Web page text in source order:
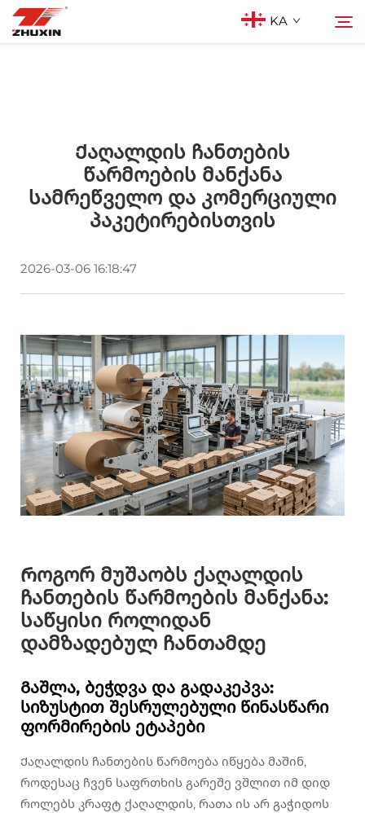
KA
Აპლიკაციები
Კომპანია
Კონტაქტი
Ხშირად დასმული კითხვები
Ქაღალდის Ჩანთების
Წარმოების Მანქანა
Სამრეწველო Და Კომერციული
Პაკეტირებისთვის
2026-03-06 16:18:47
Როგორ მუშაობს ქაღალდის
ჩანთების წარმოების მანქანა:
საწყისი როლიდან
დამზადებულ ჩანთამდე
Გაშლა, ბეჭდვა და გადაკეპვა:
სიზუსტით შესრულებული წინასწარი
ფორმირების ეტაპები
Ქაღალდის ჩანთების წარმოება იწყება მაშინ,
როდესაც ჩვენ საფრთხის გარეშე ვშლით იმ დიდ
როლებს კრაფტ ქაღალდის, რათა ის არ გაჭიდოს